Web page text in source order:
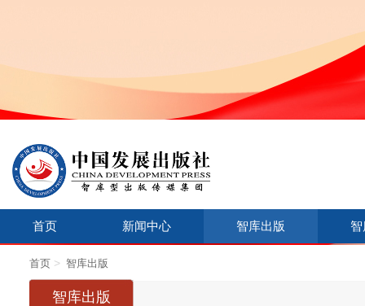
首页 新闻中心 智库出版
首页 > 智库出版
智库出版